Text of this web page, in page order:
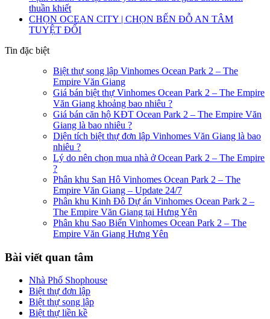
thuần khiết
CHỌN OCEAN CITY | CHỌN BẾN ĐỖ AN TÂM
TUYỆT ĐỐI
Tin đặc biệt
Biệt thự song lập Vinhomes Ocean Park 2 – The
Empire Văn Giang
Giá bán biệt thự Vinhomes Ocean Park 2 – The Empire
Văn Giang khoảng bao nhiêu ?
Giá bán căn hộ KĐT Ocean Park 2 – The Empire Văn
Giang là bao nhiêu ?
Diện tích biệt thự đơn lập Vinhomes Văn Giang là bao
nhiêu ?
Lý do nên chọn mua nhà ở Ocean Park 2 – The Empire
?
Phân khu San Hô Vinhomes Ocean Park 2 – The
Empire Văn Giang – Update 24/7
Phân khu Kinh Đô Dự án Vinhomes Ocean Park 2 –
The Empire Văn Giang tại Hưng Yên
Phân khu Sao Biển Vinhomes Ocean Park 2 – The
Empire Văn Giang Hưng Yên
Bài viết quan tâm
Nhà Phố Shophouse
Biệt thự đơn lập
Biệt thự song lập
Biệt thự liền kề